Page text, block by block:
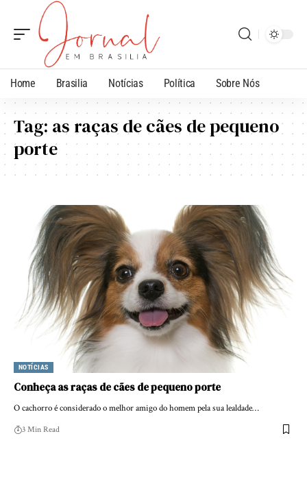
Home Brasilia Notícias Política Sobre Nós
Tag: as raças de cães de pequeno
porte
NOTÍCIAS
Conheça as raças de cães de pequeno porte
O cachorro é considerado o melhor amigo do homem pela sua lealdade…
3 Min Read